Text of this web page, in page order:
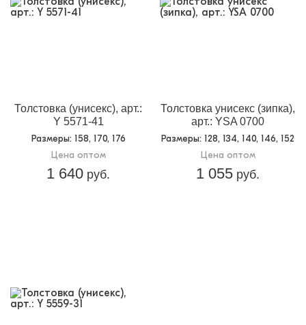
Толстовка (унисекс), арт.:
Y 5571-41
Размеры: 158, 170, 176
Цена оптом
1 640 руб.
Толстовка унисекс (зипка),
арт.: YSA 0700
Размеры: 128, 134, 140, 146, 152
Цена оптом
1 055 руб.